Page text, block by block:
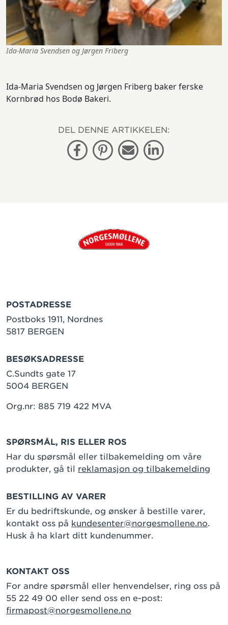
Ida-Maria Svendsen og Jørgen Friberg
Ida-Maria Svendsen og Jørgen Friberg baker ferske
Kornbrød hos Bodø Bakeri.
DEL DENNE ARTIKKELEN:
FacebookPinterestE-postLinkedin
POSTADRESSE
Postboks 1911, Nordnes
5817 BERGEN
BESØKSADRESSE
C.Sundts gate 17
5004 BERGEN
Org.nr: 885 719 422 MVA
SPØRSMÅL, RIS ELLER ROS
Har du spørsmål eller tilbakemelding om våre
produkter, gå til reklamasjon og tilbakemelding
BESTILLING AV VARER
Er du bedriftskunde, og ønsker å bestille varer,
kontakt oss på kundesenter@norgesmollene.no.
Husk å ha klart ditt kundenummer.
KONTAKT OSS
For andre spørsmål eller henvendelser, ring oss på
55 22 49 00 eller send oss en e-post:
firmapost@norgesmollene.no